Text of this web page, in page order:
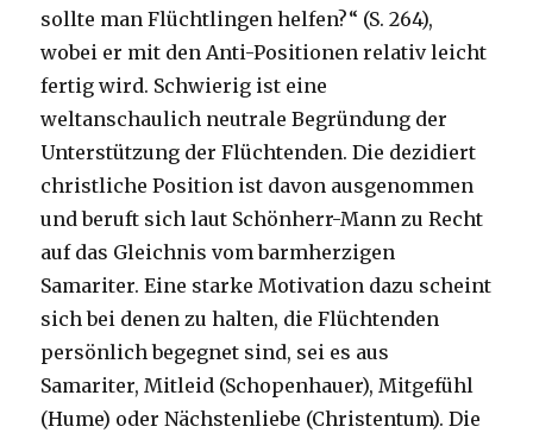
sollte man Flüchtlingen helfen?“ (S. 264),
wobei er mit den Anti-Positionen relativ leicht
fertig wird. Schwierig ist eine
weltanschaulich neutrale Begründung der
Unterstützung der Flüchtenden. Die dezidiert
christliche Position ist davon ausgenommen
und beruft sich laut Schönherr-Mann zu Recht
auf das Gleichnis vom barmherzigen
Samariter. Eine starke Motivation dazu scheint
sich bei denen zu halten, die Flüchtenden
persönlich begegnet sind, sei es aus
Samariter, Mitleid (Schopenhauer), Mitgefühl
(Hume) oder Nächstenliebe (Christentum). Die